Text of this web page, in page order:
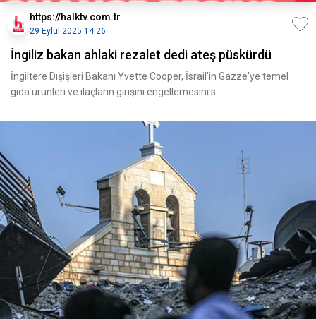
https://halktv.com.tr
29 Eylül 2025 14:26
İngiliz bakan ahlaki rezalet dedi ateş püskürdü
İngiltere Dışişleri Bakanı Yvette Cooper, İsrail'in Gazze'ye temel
gıda ürünleri ve ilaçların girişini engellemesini s